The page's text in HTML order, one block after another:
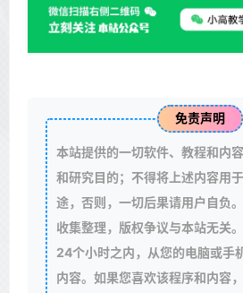
免责声明
本站提供的一切软件、教程和内
和研究目的；不得将上述内容用
途，否则，一切后果请用户自负
收集整理，版权争议与本站无关
24个小时之内，从您的电脑或手
内容。如果您喜欢该程序和内容